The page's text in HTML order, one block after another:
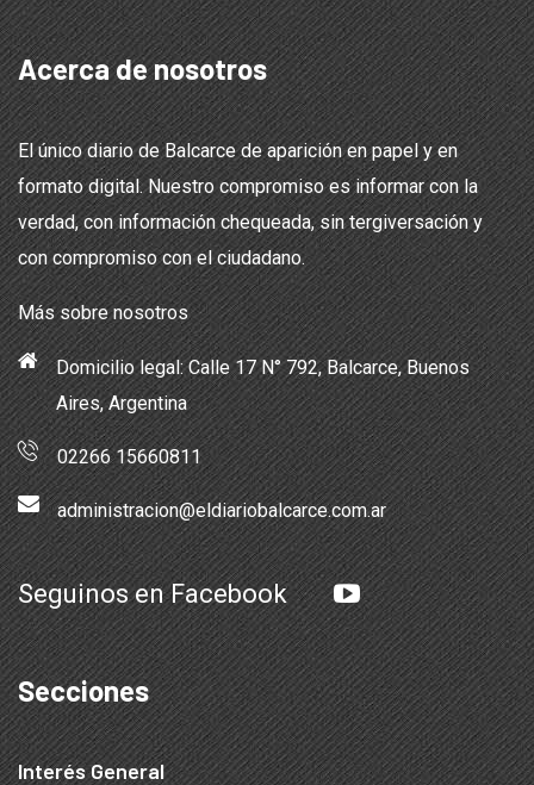
Acerca de nosotros
El único diario de Balcarce de aparición en papel y en
formato digital. Nuestro compromiso es informar con la
verdad, con información chequeada, sin tergiversación y
con compromiso con el ciudadano.
Más sobre nosotros
Domicilio legal: Calle 17 N° 792, Balcarce, Buenos
Aires, Argentina
02266 15660811
administracion@eldiariobalcarce.com.ar
Seguinos en Facebook
Secciones
Interés General